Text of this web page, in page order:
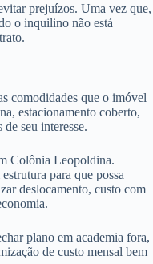
prejuízos. Uma vez que,
o inquilino não está
comodidades que o imóvel
estacionamento coberto,
seu interesse.
Colônia Leopoldina.
para que possa
deslocamento, custo com
plano em academia fora,
de custo mensal bem